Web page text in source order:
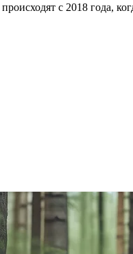
с 2018 года,